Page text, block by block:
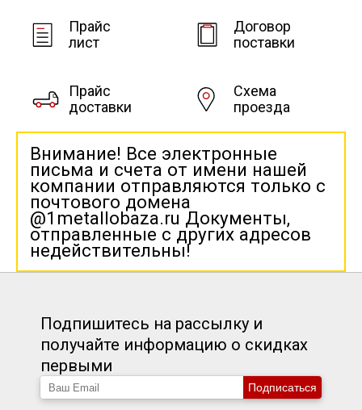
Прайс
лист
Договор
поставки
Прайс
доставки
Схема
проезда
Внимание! Все электронные
письма и счета от имени нашей
компании отправляются только с
почтового домена
@1metallobaza.ru Документы,
отправленные с других адресов
недействительны!
Подпишитесь на рассылку и
получайте информацию о скидках
первыми
Подписаться